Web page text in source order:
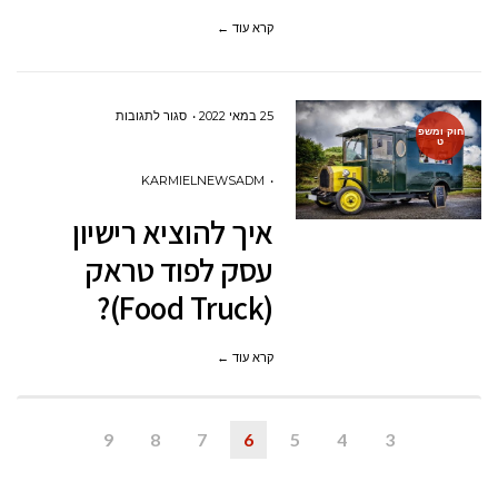
קרא עוד ←
חוק ומשפ
ט
25 במאי 2022 סגור לתגובותעל
עסק
לפוד
טראק
KARMIELNEWSADM
איך להוציא רישיון
עסק לפוד טראק
(Food Truck)?
קרא עוד ←
3
4
5
6
7
8
9